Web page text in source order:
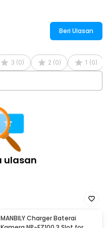
Beri Ulasan
3 (0) 2 (0) 1 (0)
ulasan
MANBILY Charger Baterai